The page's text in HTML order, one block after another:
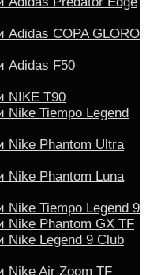
Adidas COPA GLORO
Adidas F50
NIKE T90
Nike Tiempo Legend
Nike Phantom Ultra
Nike Phantom Luna
Nike Tiempo Legend 9
Nike Phantom GX TF
Nike Legend 9 Club
Nike Air Zoom TF